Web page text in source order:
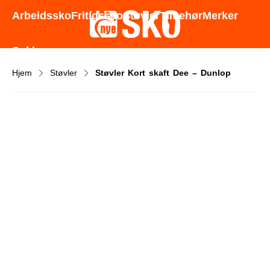
Godt utvalg - Gode priser - Rask levering
ArbeidsskoFritidsskoStøvlerTilbehørMerker
Sokker
Hjem Støvler Støvler Kort skaft Dee – Dunlop